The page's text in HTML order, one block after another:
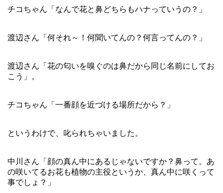
チコちゃん「なんで花と鼻どちらもハナっていうの？」
渡辺さん「何それ～！何聞いてんの？何言ってんの？」
渡辺さん「花の匂いを嗅ぐのは鼻だから同じ名前にしてお
こう」。
チコちゃん「一番顔を近づける場所だから？」
というわけで、叱られちゃいました。
中川さん「顔の真ん中にあるじゃないですか？鼻って。あ
の咲いてるお花も植物の主役というか、真ん中に咲くって
事でしょ？」